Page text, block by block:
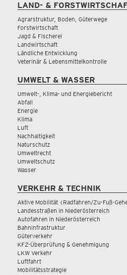
LAND- &
Agrarstruktur, Boden, Güterwege
Forstwirtschaft
Jagd & Fischerei
Landwirtschaft
Ländliche Entwicklung
Veterinär & Lebensmittelkontrolle
UMWELT & WASSER
Umwelt-, Klima- und Energiebericht
Abfall
Energie
Klima
Luft
Nachhaltigkeit
Naturschutz
Umweltrecht
Umweltschutz
Wasser
VERKEHR & TECHNIK
Aktive Mobilität (Radfahren/Zu-Fuß-
Landesstraßen in Niederösterreich
Autofahren in Niederösterreich
Bahninfrastruktur
Güterverkehr
KFZ-Überprüfung & Genehmigung
LKW Verkehr
Luftfahrt
Mobilitätsstrategie